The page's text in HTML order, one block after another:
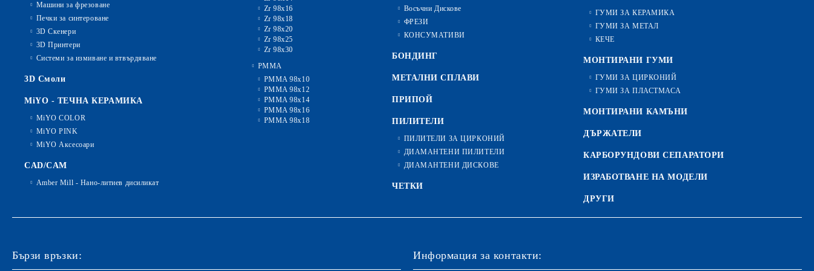
Машини за фрезоване
Печки за синтероване
3D Скенери
3D Принтери
Системи за измиване и втвърдяване
3D Смоли
MiYO - ТЕЧНА КЕРАМИКА
MiYO COLOR
MiYO PINK
MiYO Аксесоари
CAD/CAM
Amber Mill - Нано-литиев дисиликат
Zr 98x16
Zr 98x18
Zr 98x20
Zr 98x25
Zr 98x30
PMMA
PMMA 98x10
PMMA 98x12
PMMA 98x14
PMMA 98x16
PMMA 98x18
Восъчни Дискове
ФРЕЗИ
КОНСУМАТИВИ
БОНДИНГ
МЕТАЛНИ СПЛАВИ
ПРИПОЙ
ПИЛИТЕЛИ
ПИЛИТЕЛИ ЗА ЦИРКОНИЙ
ДИАМАНТЕНИ ПИЛИТЕЛИ
ДИАМАНТЕНИ ДИСКОВЕ
ЧЕТКИ
ГУМИ ЗА КЕРАМИКА
ГУМИ ЗА МЕТАЛ
КЕЧЕ
МОНТИРАНИ ГУМИ
ГУМИ ЗА ЦИРКОНИЙ
ГУМИ ЗА ПЛАСТМАСА
МОНТИРАНИ КАМЪНИ
ДЪРЖАТЕЛИ
КАРБОРУНДОВИ СЕПАРАТОРИ
ИЗРАБОТВАНЕ НА МОДЕЛИ
ДРУГИ
Бързи връзки: Информация за контакти: